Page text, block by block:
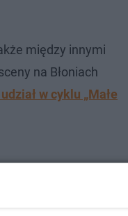
między innymi
na Błoniach
w cyklu „Małe